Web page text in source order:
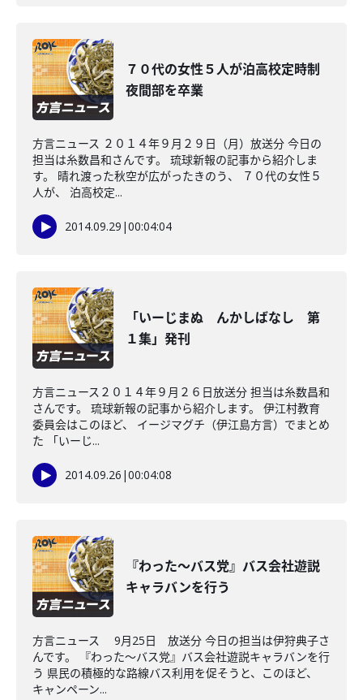
７０代の女性５人が泊高校定時制
夜間部を卒業
方言ニュース ２０１４年９月２９日（月）放送分 今日の
担当は糸数昌和さんです。 琉球新報の記事から紹介しま
す。 晴れ渡った秋空が広がったきのう、 ７０代の女性５
人が、 泊高校定...
2014.09.29 |00:04:04
「いーじまぬ んかしばなし 第
１集」発刊
方言ニュース２０１４年９月２６日放送分 担当は糸数昌和
さんです。 琉球新報の記事から紹介します。 伊江村教育
委員会はこのほど、 イージマグチ（伊江島方言）でまとめ
た 「いーじ...
2014.09.26 |00:04:08
『わった～バス党』バス会社遊説
キャラバンを行う
方言ニュース 9月25日 放送分 今日の担当は伊狩典子さ
んです。 『わった～バス党』バス会社遊説キャラバンを行
う 県民の積極的な路線バス利用を促そうと、このほど、
キャンペーン...